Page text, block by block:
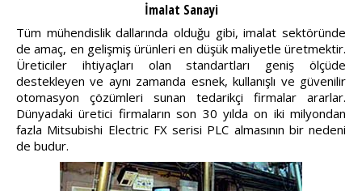
İmalat Sanayi
Tüm mühendislik dallarında olduğu gibi, imalat sektöründe
de amaç, en gelişmiş ürünleri en düşük maliyetle üretmektir.
Üreticiler ihtiyaçları olan standartları geniş ölçüde
destekleyen ve aynı zamanda esnek, kullanışlı ve güvenilir
otomasyon çözümleri sunan tedarikçi firmalar ararlar.
Dünyadaki üretici firmaların son 30 yılda on iki milyondan
fazla Mitsubishi Electric FX serisi PLC almasının bir nedeni
de budur.